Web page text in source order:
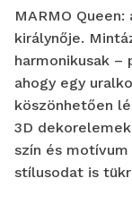
MARMO
királynője.
harmonikusak –
ahogy egy
köszönhetően
3D
szín és
stílusodat is